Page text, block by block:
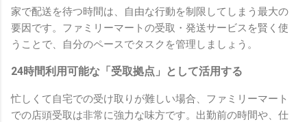
家で配送を待つ時間は、自由な行動を制限してしまう最大の
要因です。ファミリーマートの受取・発送サービスを賢く使
うことで、自分のペースでタスクを管理しましょう。
24時間利用可能な「受取拠点」として活用する
忙しくて自宅での受け取りが難しい場合、ファミリーマート
での店頭受取は非常に強力な味方です。出勤前の時間や、仕